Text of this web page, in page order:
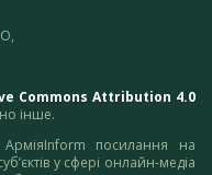
Commons Attribution 4.0
інше.
посилання на
у сфері онлайн-медіа